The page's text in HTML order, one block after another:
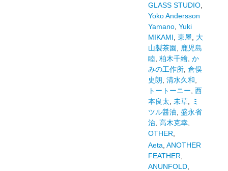
GLASS STUDIO,
Yoko Andersson
Yamano, Yuki
MIKAMI 東屋
大
山製茶園
鹿児島
睦, 柏木千繪, か
みの工作所, 倉俣
史朗 清水久和
トートーニー 西
本良太 未草,
ミ
ツル醤油 盛永省
治, 高木克幸,
OTHER
Aeta ANOTHER
FEATHER
ANUNFOLD,